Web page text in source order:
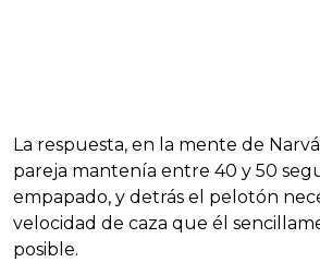
La respuesta, en la mente de
pareja mantenía entre 40 y 50
empapado, y detrás el pelotón
velocidad de caza que él
posible.